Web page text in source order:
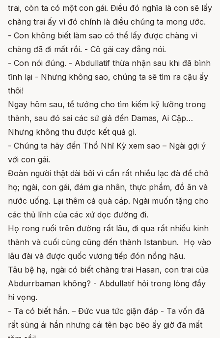
trai, còn ta có một con gái. Điều đó nghĩa là con sẽ lấy
chàng trai ấy vì đó chính là điều chúng ta mong ước.
- Con không biết làm sao có thể lấy được chàng vì
chàng đã đi mất rồi. - Cô gái cay đắng nói.
- Con nói đúng. - Abdullatif thừa nhận sau khi đã bình
tĩnh lại - Nhưng không sao, chúng ta sẽ tìm ra cậu ấy
thôi!
Ngay hôm sau, tể tướng cho tìm kiếm kỹ lưỡng trong
thành, sau đó sai các sứ giả đến Damas, Ai Cập…
Nhưng không thu được kết quả gì.
- Chúng ta hãy đến Thổ Nhĩ Kỳ xem sao – Ngài gợi ý
với con gái.
Đoàn người thật dài bởi vì cần rất nhiều lạc đà để chở
họ; ngài, con gái, đám gia nhân, thực phẩm, đồ ăn và
nước uống. Lại thêm cả quà cáp. Ngài muốn tặng cho
các thủ lĩnh của các xứ dọc đường đi.
Họ rong ruổi trên đường rất lâu, đi qua rất nhiều kinh
thành và cuối cùng cũng đến thành Istanbun. Họ vào
lâu đài và được quốc vương tiếp đón nồng hậu.
Tâu bệ hạ, ngài có biết chàng trai Hasan, con trai của
Abdurrbaman không? - Abdullatif hỏi trong lòng đầy
hi vọng.
- Ta có biết hắn. – Đức vua tức giận đáp - Ta vốn đã
rất sủng ái hắn nhưng cái tên bạc bẽo ấy giờ đã mất